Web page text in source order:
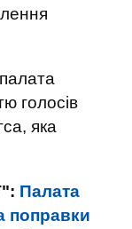
голосів
яка
Палата
поправки